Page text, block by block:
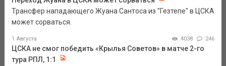
Трансфер нападающего Жуана Сантоса из "Гезтепе" в ЦСКА
может сорваться.
1 Августа 4038 246
ЦСКА не смог победить «Крылья Советов» в матче 2-го
тура РПЛ, 1:1